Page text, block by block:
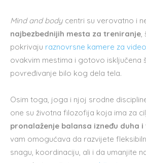
Mind and body centri su verovatno i
najbezbednijih mesta za treniranje,
pokrivaju raznovrsne kamere za
ovakvim mestima i gotovo isključena
povređivanje bilo kog dela tela.
Osim toga, joga i njoj srodne
one su životna filozofija koja ima za
pronalaženje balansa izneđu duha i
vam omogućava da razvijete
snagu, koordinaciju, ali i da umanjite